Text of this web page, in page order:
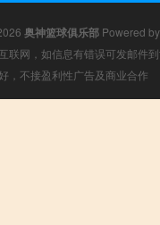
奥神篮球俱乐部 Powered by
联网，如信息有错误可发邮件
，不接盈利性广告及商业合作